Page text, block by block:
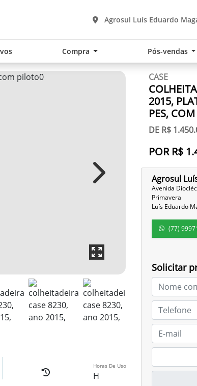
Agrosul Luís Eduardo
Compra Pós-vendas
CASE
2015,
PES,
DE R$
POR R$
Agrosul
Avenida
Primavera
Luís Eduardo
(77)
Solicitar
Next
Horas De Uso
H